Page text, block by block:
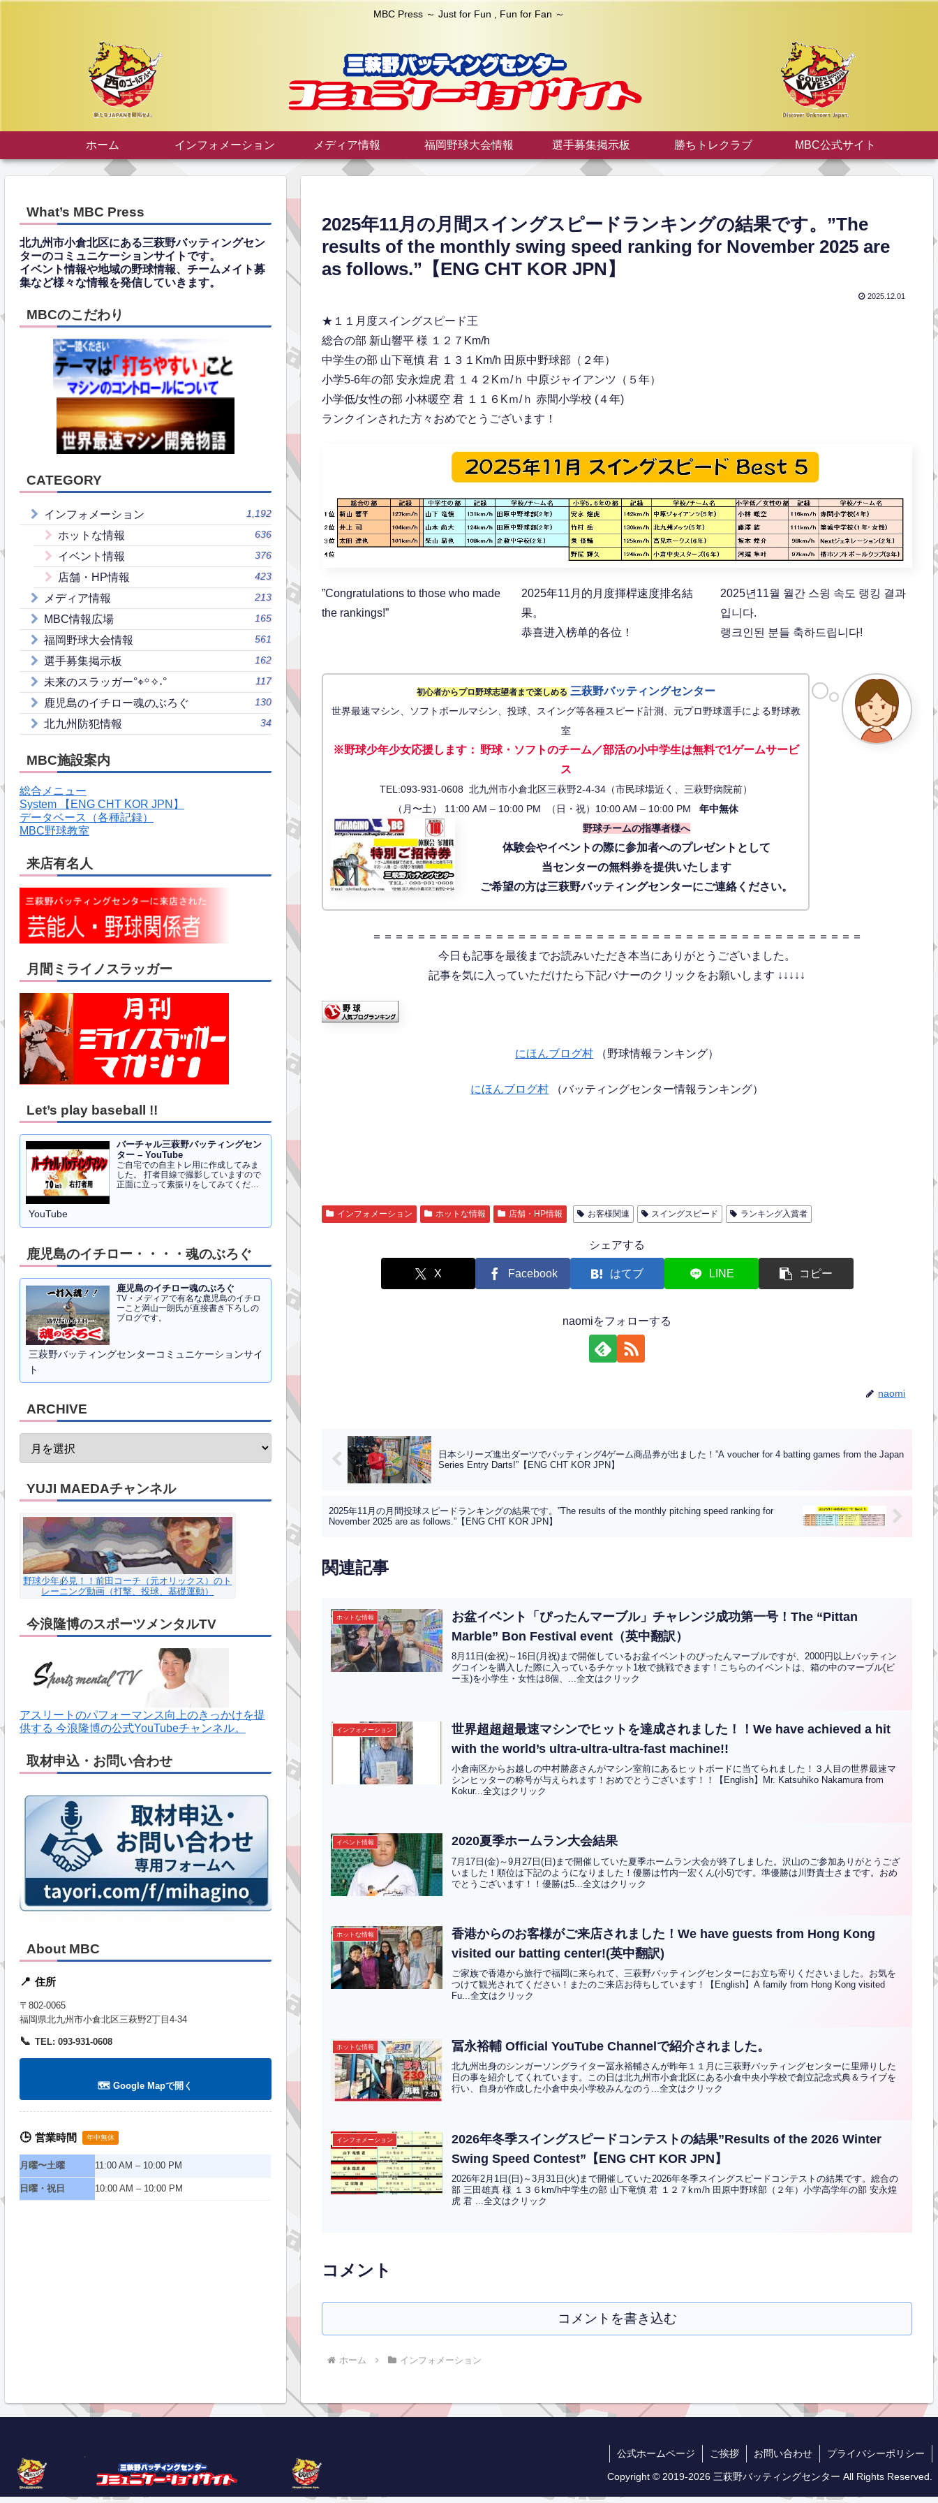
MBC Press ～ Just for Fun , Fun for Fan ～
ホーム インフォメーション メディア情報 福岡野球大会情報 選手募集掲示板 勝ちトレクラブ MBC公式サイト
2025年11月の月間スイングスピードランキングの結果です。”The
results of the monthly swing speed ranking for November 2025 are
as follows.”【ENG CHT KOR JPN】
2025.12.01
★１１月度スイングスピード王
総合の部 新山響平 様 １２７Km/h
中学生の部 山下竜慎 君 １３１Km/h 田原中野球部（２年）
小学5-6年の部 安永煌虎 君 １４２Kｍ/ｈ 中原ジャイアンツ（５年）
小学低/女性の部 小林暖空 君 １１６Kｍ/ｈ 赤間小学校 (４年)
ランクインされた方々おめでとうございます！
”Congratulations to those who made
the rankings!”
2025年11月的月度揮桿速度排名結
果。
恭喜进入榜单的各位！
2025년11월 월간 스윙 속도 랭킹 결과
입니다.
랭크인된 분들 축하드립니다!
初心者からプロ野球志望者まで楽しめる 三萩野バッティングセンター
世界最速マシン、ソフトボールマシン、投球、スイング等各種スピード計測、元プロ野球選手による野球教
室
※野球少年少女応援します： 野球・ソフトのチーム／部活の小中学生は無料で1ゲームサービ
ス
TEL:093-931-0608 北九州市小倉北区三萩野2-4-34（市民球場近く、三萩野病院前）
（月〜土） 11:00 AM – 10:00 PM （日・祝）10:00 AM – 10:00 PM年中無休
野球チームの指導者様へ
体験会やイベントの際に参加者へのプレゼントとして
当センターの無料券を提供いたします
ご希望の方は三萩野バッティングセンターにご連絡ください。
＝＝＝＝＝＝＝＝＝＝＝＝＝＝＝＝＝＝＝＝＝＝＝＝＝＝＝＝＝＝＝＝＝＝＝＝＝＝＝＝＝＝＝＝
今日も記事を最後までお読みいただき本当にありがとうございました。
記事を気に入っていただけたら下記バナーのクリックをお願いします ↓↓↓↓↓
にほんブログ村 （野球情報ランキング）
にほんブログ村 （バッティングセンター情報ランキング）
インフォメーション ホットな情報 店舗・HP情報 お客様関連 スイングスピード ランキング入賞者
シェアする
X Facebook はてブ LINE コピー
naomiをフォローする
naomi
日本シリーズ進出ダーツでバッティング4ゲーム商品券が出ました！”A voucher for 4 batting games from the Japan
Series Entry Darts!”【ENG CHT KOR JPN】
2025年11月の月間投球スピードランキングの結果です。”The results of the monthly pitching speed ranking for
November 2025 are as follows.”【ENG CHT KOR JPN】
関連記事
ホットな情報
お盆イベント「ぴったんマーブル」チャレンジ成功第一号！The “Pittan
Marble” Bon Festival event（英中翻訳）
8月11日(金祝)～16日(月祝)まで開催しているお盆イベントのぴったんマーブルですが、2000円以上バッティン
グコインを購入した際に入っているチケット1枚で挑戦できます！こちらのイベントは、箱の中のマーブル(ビ
ー玉)を小学生・女性は8個、...全文はクリック
インフォメーション
世界超超超最速マシンでヒットを達成されました！！We have achieved a hit
with the world’s ultra-ultra-ultra-fast machine!!
小倉南区からお越しの中村勝彦さんがマシン室前にあるヒットボードに当てられました！３人目の世界最速マ
シンヒッターの称号が与えられます！おめでとうございます！！【English】Mr. Katsuhiko Nakamura from
Kokur...全文はクリック
イベント情報 2020夏季ホームラン大会結果
7月17日(金)～9月27日(日)まで開催していた夏季ホームラン大会が終了しました。沢山のご参加ありがとうござ
いました！順位は下記のようになりました！優勝は竹内一宏くん(小5)です。準優勝は川野貴士さまです。おめ
でとうございます！！優勝は5...全文はクリック
ホットな情報
香港からのお客様がご来店されました！We have guests from Hong Kong
visited our batting center!(英中翻訳)
ご家族で香港から旅行で福岡に来られて、三萩野バッティングセンターにお立ち寄りくださいました。お気を
つけて観光されてください！またのご来店お待ちしています！【English】A family from Hong Kong visited
Fu...全文はクリック
ホットな情報 冨永裕輔 Official YouTube Channelで紹介されました。
北九州出身のシンガーソングライター冨永裕輔さんが昨年１１月に三萩野バッティングセンターに里帰りした
日の事を紹介してくれています。この日は北九州市小倉北区にある小倉中央小学校で創立記念式典＆ライブを
行い、自身が作成した小倉中央小学校みんなのう...全文はクリック
インフォメーション
2026年冬季スイングスピードコンテストの結果”Results of the 2026 Winter
Swing Speed Contest”【ENG CHT KOR JPN】
2026年2月1日(日)～3月31日(火)まで開催していた2026年冬季スイングスピードコンテストの結果です。総合の
部 三田雄真 様 １３６km/h中学生の部 山下竜慎 君 １２７kｍ/h 田原中野球部（２年）小学高学年の部 安永煌
虎 君 ...全文はクリック
コメント
コメントを書き込む
ホーム インフォメーション
What’s MBC Press
北九州市小倉北区にある三萩野バッティングセン
ターのコミュニケーションサイトです。
イベント情報や地域の野球情報、チームメイト募
集など様々な情報を発信していきます。
MBCのこだわり
CATEGORY
インフォメーション 1,192
ホットな情報 636
イベント情報 376
店舗・HP情報 423
メディア情報 213
MBC情報広場 165
福岡野球大会情報 561
選手募集掲示板 162
未来のスラッガー°⌖꙳✧˖° 117
鹿児島のイチロー魂のぶろぐ 130
北九州防犯情報 34
MBC施設案内
総合メニュー
System 【ENG CHT KOR JPN】
データベース（各種記録）
MBC野球教室
来店有名人
月間ミライノスラッガー
Let’s play baseball !!
バーチャル三萩野バッティングセン
ター – YouTube
ご自宅での自主トレ用に作成してみま
した。 打者目線で撮影していますので
正面に立って素振りをしてみてくださ
YouTube
鹿児島のイチロー・・・・魂のぶろぐ
鹿児島のイチロー魂のぶろぐ
TV・メディアで有名な鹿児島のイチロ
ーこと満山一朗氏が直接書き下ろしの
ブログです。
三萩野バッティングセンターコミュニケーションサイ
ト
ARCHIVE
YUJI MAEDAチャンネル
野球少年必見！！前田コーチ（元オリックス）のト
レーニング動画（打撃、投球、基礎運動）
今浪隆博のスポーツメンタルTV
アスリートのパフォーマンス向上のきっかけを提
供する 今浪隆博の公式YouTubeチャンネル。
取材申込・お問い合わせ
About MBC
📍 住所
〒802-0065
福岡県北九州市小倉北区三萩野2丁目4-34
📞 TEL: 093-931-0608
🗺️ Google Mapで開く
🕒 営業時間 年中無休
月曜〜土曜 11:00 AM – 10:00 PM
日曜・祝日 10:00 AM – 10:00 PM
公式ホームページ ご挨拶 お問い合わせ プライバシーポリシー
Copyright © 2019-2026 三萩野バッティングセンター All Rights Reserved.